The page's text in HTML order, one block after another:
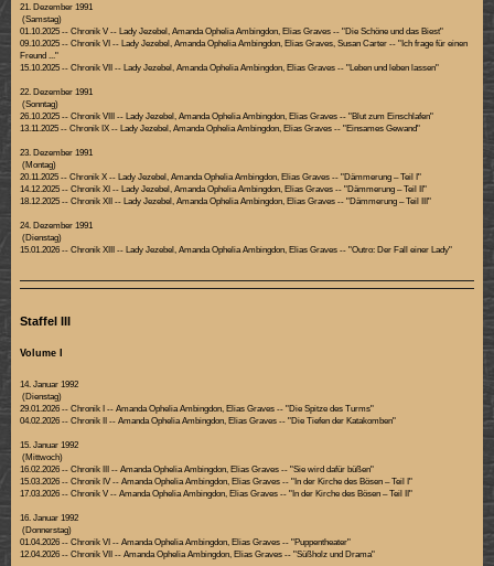
21. Dezember 1991
(Samstag)
01.10.2025 -- Chronik V -- Lady Jezebel, Amanda Ophelia Ambingdon, Elias Graves -- "Die Schöne und das Biest"
09.10.2025 -- Chronik VI -- Lady Jezebel, Amanda Ophelia Ambingdon, Elias Graves, Susan Carter -- "Ich frage für einen
Freund ..."
15.10.2025 -- Chronik VII -- Lady Jezebel, Amanda Ophelia Ambingdon, Elias Graves -- "Leben und leben lassen"
22. Dezember 1991
(Sonntag)
26.10.2025 -- Chronik VIII -- Lady Jezebel, Amanda Ophelia Ambingdon, Elias Graves -- "Blut zum Einschlafen"
13.11.2025 -- Chronik IX -- Lady Jezebel, Amanda Ophelia Ambingdon, Elias Graves -- "Einsames Gewand"
23. Dezember 1991
(Montag)
20.11.2025 -- Chronik X -- Lady Jezebel, Amanda Ophelia Ambingdon, Elias Graves -- "Dämmerung – Teil I"
14.12.2025 -- Chronik XI -- Lady Jezebel, Amanda Ophelia Ambingdon, Elias Graves -- "Dämmerung – Teil II"
18.12.2025 -- Chronik XII -- Lady Jezebel, Amanda Ophelia Ambingdon, Elias Graves -- "Dämmerung – Teil III"
24. Dezember 1991
(Dienstag)
15.01.2026 -- Chronik XIII -- Lady Jezebel, Amanda Ophelia Ambingdon, Elias Graves -- "Outro: Der Fall einer Lady"
Staffel III
Volume I
14. Januar 1992
(Dienstag)
29.01.2026 -- Chronik I -- Amanda Ophelia Ambingdon, Elias Graves -- "Die Spitze des Turms"
04.02.2026 -- Chronik II -- Amanda Ophelia Ambingdon, Elias Graves -- "Die Tiefen der Katakomben"
15. Januar 1992
(Mittwoch)
16.02.2026 -- Chronik III -- Amanda Ophelia Ambingdon, Elias Graves -- "Sie wird dafür büßen"
15.03.2026 -- Chronik IV -- Amanda Ophelia Ambingdon, Elias Graves -- "In der Kirche des Bösen – Teil I"
17.03.2026 -- Chronik V -- Amanda Ophelia Ambingdon, Elias Graves -- "In der Kirche des Bösen – Teil II"
16. Januar 1992
(Donnerstag)
01.04.2026 -- Chronik VI -- Amanda Ophelia Ambingdon, Elias Graves -- "Puppentheater"
12.04.2026 -- Chronik VII -- Amanda Ophelia Ambingdon, Elias Graves -- "Süßholz und Drama"